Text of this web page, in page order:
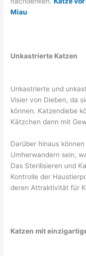
Miau
Unkastrierte Katzen
Unkastrierte und
Visier von Dieben, da
können. Katzendiebe
Kätzchen dann mit
Darüber hinaus
Umherwandern sein,
Das Sterilisieren und
Kontrolle der
deren Attraktivität für
Katzen mit